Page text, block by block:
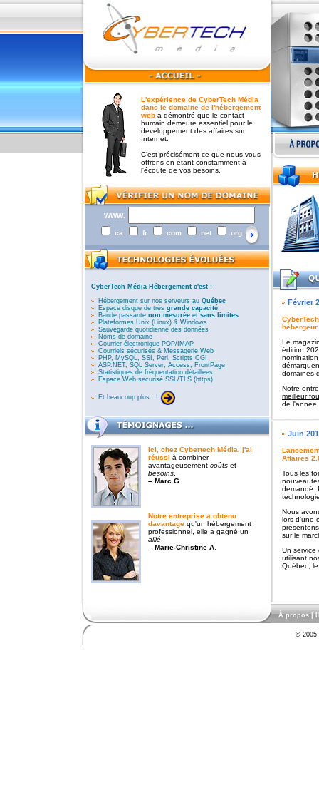
L'expérience de CyberTech Média
dans le domaine de l'hébergement
web a démontré que le contact
humain demeure essentiel pour le
développement des affaires sur
Internet.
C'est précisément ce que nous vous
offrons en étant constamment à
l'écoute de vos besoins.
www.
.ca .fr .com .net .org
CyberTech Média Hébergement c'est :
Hébergement sur nos serveurs au Québec
Espace disque de très grande capacité
Bande passante non mesurée et sans limites
Plateformes Unix (Linux) & Windows
Sauvegarde quotidienne des données
Noms de domaine
Courrier électronique POP/IMAP
Courriels sécurisés & Messagerie Web
PHP, MySQL, SSI, Perl, Scripts CGI
ASP.NET, SQL Server, Access, FrontPage
Statistiques de fréquentation détaillées
Espace Web securisé SSL/TLS (https)
Et beaucoup plus...!
Ici, chez Cybertech Média, j'ai
réussi à combiner
avantageusement coûts et
besoins
– Marc G
Notre entreprise a obtenu
davantage qu'un hébergement
professionnel, elle a gagné un
allié!
– Marie-Christine A
Février
Le
édition
domaines
Notre
meilleur
de l'année
Juin
Affaires
Tous les
demandé.
Nous
lors d'une
sur le
Un service
utilisant
Québec,
À propos|
©